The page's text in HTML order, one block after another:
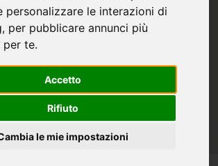
personalizzare le interazioni di
, per pubblicare annunci più
per te.
Accetto
Rifiuto
le mie impostazioni